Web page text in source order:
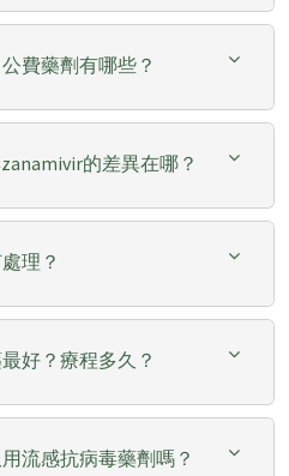
費藥劑有哪些？
的差異在哪？
理？
好？療程多久？
流感抗病毒藥劑嗎？